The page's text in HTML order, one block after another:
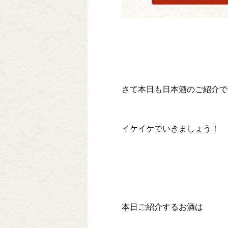
さて本日も日本酒のご紹介
イケイケでいきましょう！
本日ご紹介するお酒は